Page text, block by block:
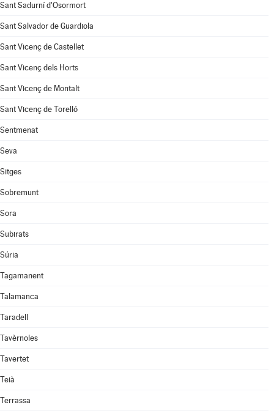
Sant Sadurní d'Osormort
Sant Salvador de Guardiola
Sant Vicenç de Castellet
Sant Vicenç dels Horts
Sant Vicenç de Montalt
Sant Vicenç de Torelló
Sentmenat
Seva
Sitges
Sobremunt
Sora
Subirats
Súria
Tagamanent
Talamanca
Taradell
Tavèrnoles
Tavertet
Teià
Terrassa